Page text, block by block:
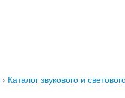
› Каталог звукового и